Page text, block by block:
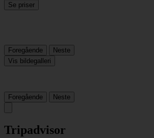
Se priser
Foregående
Neste
Vis bildegalleri
Foregående Neste
Tripadvisor